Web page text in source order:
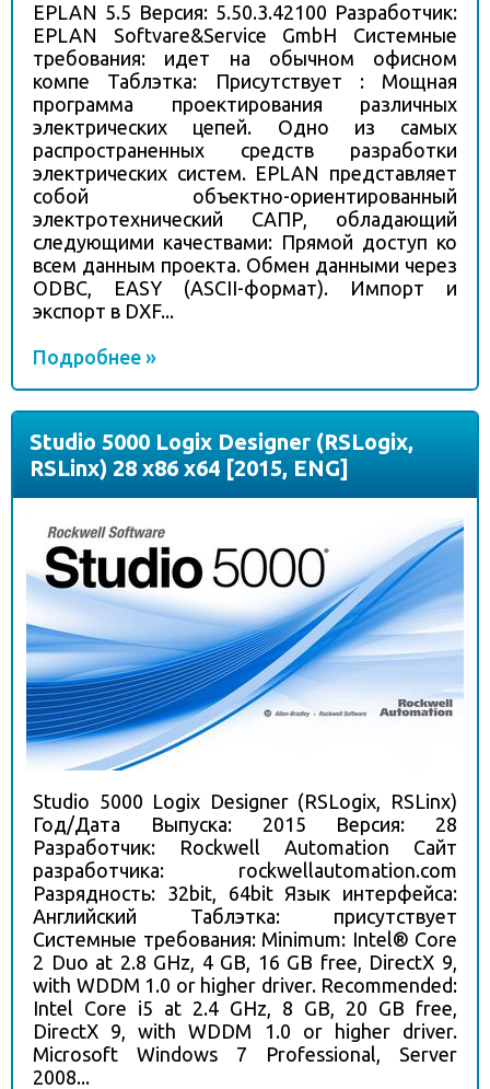
EPLAN 5.5 Версия: 5.50.3.42100 Разработчик:
EPLAN Softvare&Service GmbH Системные
требования: идет на обычном офисном
компе Таблэтка: Присутствует : Мощная
программа проектирования различных
электрических цепей. Одно из самых
распространенных средств разработки
электрических систем. EPLAN представляет
собой объектно-ориентированный
электротехнический САПР, обладающий
следующими качествами: Прямой доступ ко
всем данным проекта. Обмен данными через
ODBC, EASY (ASCII-формат). Импорт и
экспорт в DXF...
Подробнее »
Studio 5000 Logix Designer (RSLogix,
RSLinx) 28 x86 x64 [2015, ENG]
Studio 5000 Logix Designer (RSLogix, RSLinx)
Год/Дата Выпуска: 2015 Версия: 28
Разработчик: Rockwell Automation Сайт
разработчика: rockwellautomation.com
Разрядность: 32bit, 64bit Язык интерфейса:
Английский Таблэтка: присутствует
Системные требования: Minimum: Intel® Core
2 Duo at 2.8 GHz, 4 GB, 16 GB free, DirectX 9,
with WDDM 1.0 or higher driver. Recommended:
Intel Core i5 at 2.4 GHz, 8 GB, 20 GB free,
DirectX 9, with WDDM 1.0 or higher driver.
Microsoft Windows 7 Professional, Server
2008...